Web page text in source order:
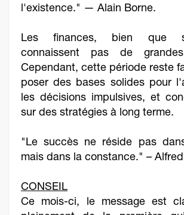
l'existence." — Alain Borne.
Les finances, bien que
connaissent pas de
Cependant, cette période reste
poser des bases solides pour
les décisions impulsives, et
sur des stratégies à long terme.
"Le succès ne réside pas
mais dans la constance." –
CONSEIL
Ce mois-ci, le message est